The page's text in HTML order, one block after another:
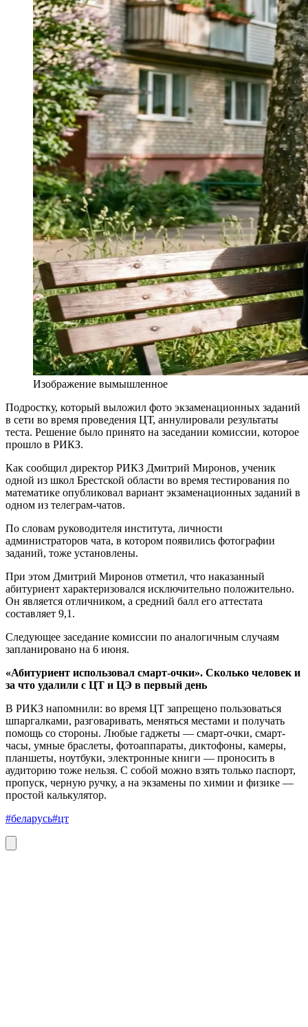
Изображение вымышленное
Подростку, который выложил фото экзаменационных заданий
в сети во время проведения ЦТ, аннулировали результаты
теста. Решение было принято на заседании комиссии, которое
прошло в РИКЗ.
Как сообщил директор РИКЗ Дмитрий Миронов, ученик
одной из школ Брестской области во время тестирования по
математике опубликовал вариант экзаменационных заданий в
одном из телеграм-чатов.
По словам руководителя института, личности
администраторов чата, в котором появились фотографии
заданий, тоже установлены.
При этом Дмитрий Миронов отметил, что наказанный
абитуриент характеризовался исключительно положительно.
Он является отличником, а средний балл его аттестата
составляет 9,1.
Следующее заседание комиссии по аналогичным случаям
запланировано на 6 июня.
«Абитуриент использовал смарт-очки». Сколько человек и
за что удалили с ЦТ и ЦЭ в первый день
В РИКЗ напомнили: во время ЦТ запрещено пользоваться
шпаргалками, разговаривать, меняться местами и получать
помощь со стороны. Любые гаджеты — смарт-очки, смарт-
часы, умные браслеты, фотоаппараты, диктофоны, камеры,
планшеты, ноутбуки, электронные книги — проносить в
аудиторию тоже нельзя. С собой можно взять только паспорт,
пропуск, черную ручку, а на экзамены по химии и физике —
простой калькулятор.
#беларусь#цт